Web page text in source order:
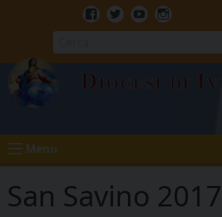
Facebook
TwitterYoutubeInstagram
Diocesi di
Menu
San Savino 2017